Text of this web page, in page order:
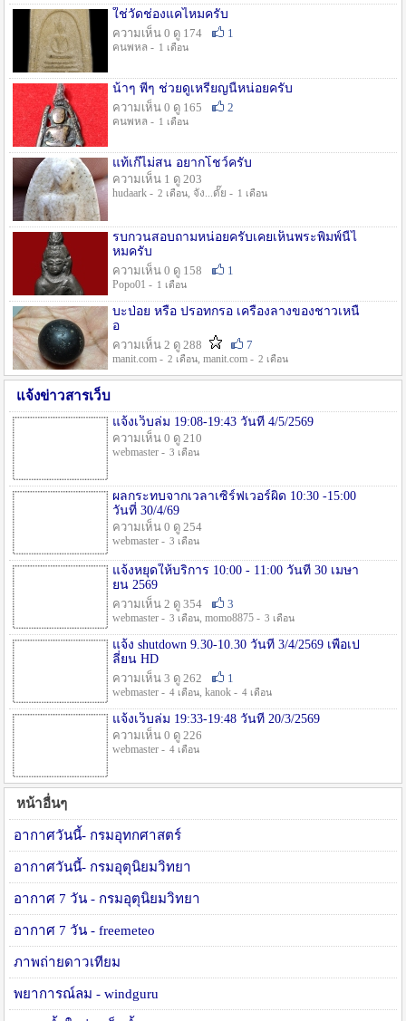
ใช่วัดช่องแคไหมครับ
ความเห็น 0 ดู 174
1
คนพหล - 1 เดือน
น้าๆ พี่ๆ ช่วยดูเหรียญนี้หน่อยครับ
ความเห็น 0 ดู 165
2
คนพหล - 1 เดือน
แท้เก๊ไม่สน อยากโชว์ครับ
ความเห็น 1 ดู 203
hudaark - 2 เดือน, จัง...ดั๊ย - 1 เดือน
รบกวนสอบถามหน่อยครับเคยเห็นพระพิมพ์นี้ไ
หมครับ
ความเห็น 0 ดู 158
1
Popo01 - 1 เดือน
บะป่อย หรือ ปรอทกรอ เครื่องลางของชาวเหนื
อ
ความเห็น 2 ดู 288
7
manit.com - 2 เดือน, manit.com - 2 เดือน
แจ้งข่าวสารเว็บ
แจ้งเว็บล่ม 19:08-19:43 วันที่ 4/5/2569
ความเห็น 0 ดู 210
webmaster - 3 เดือน
ผลกระทบจากเวลาเซิร์ฟเวอร์ผิด 10:30 -15:00
วันที่ 30/4/69
ความเห็น 0 ดู 254
webmaster - 3 เดือน
แจ้งหยุดให้บริการ 10:00 - 11:00 วันที่ 30 เมษา
ยน 2569
ความเห็น 2 ดู 354
3
webmaster - 3 เดือน, momo8875 - 3 เดือน
แจ้ง shutdown 9.30-10.30 วันที่ 3/4/2569 เพื่อเป
ลี่ยน HD
ความเห็น 3 ดู 262
1
webmaster - 4 เดือน, kanok - 4 เดือน
แจ้งเว็บล่ม 19:33-19:48 วันที่ 20/3/2569
ความเห็น 0 ดู 226
webmaster - 4 เดือน
หน้าอื่นๆ
อากาศวันนี้- กรมอุทกศาสตร์
อากาศวันนี้- กรมอุตุนิยมวิทยา
อากาศ 7 วัน - กรมอุตุนิยมวิทยา
อากาศ 7 วัน - freemeteo
ภาพถ่ายดาวเทียม
พยาการณ์ลม - windguru